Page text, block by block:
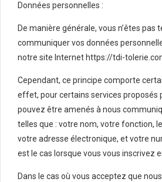
Données personnelles :
De manière générale, vous n’êtes pas
communiquer vos données
notre site Internet https://tdi-
Cependant, ce principe comporte
effet, pour certains services proposés
pouvez être amenés à nous
telles que : votre nom, votre fonction,
votre adresse électronique, et votre
est le cas lorsque vous vous inscrivez
Dans le cas où vous acceptez que